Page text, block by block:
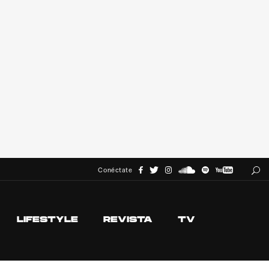
Conéctate
LIFESTYLE REVISTA TV